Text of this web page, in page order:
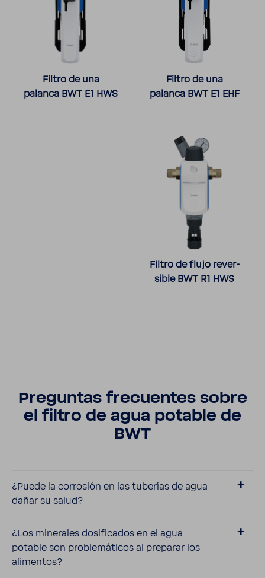
Filtro de una
palanca BWT E1 HWS
Filtro de una
palanca BWT E1 EHF
Filtro de flujo rever­
sible BWT R1 HWS
Preguntas frecuentes sobre
el filtro de agua potable de
BWT
¿Puede la corro­sión en las tube­rías de agua
dañar su salud?
¿Los mine­rales dosi­fi­cados en el agua
potable son proble­má­ticos al preparar los
alimentos?